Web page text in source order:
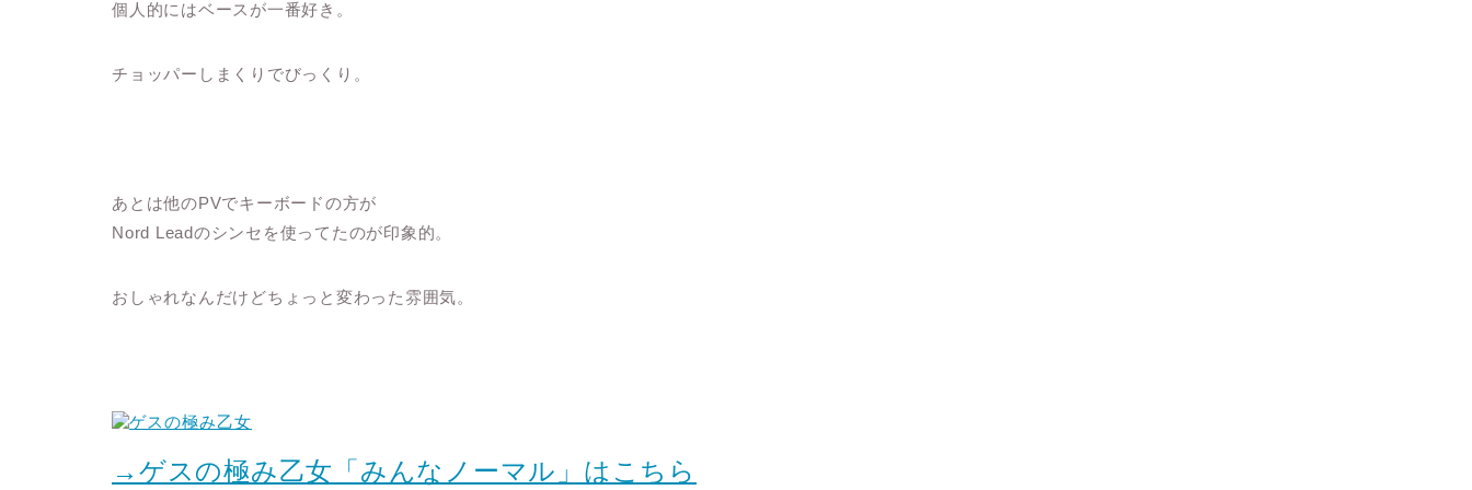
個人的にはベースが一番好き。
チョッパーしまくりでびっくり。
あとは他のPVでキーボードの方が
Nord Leadのシンセを使ってたのが印象的。
おしゃれなんだけどちょっと変わった雰囲気。
→ゲスの極み乙女「みんなノーマル」はこちら